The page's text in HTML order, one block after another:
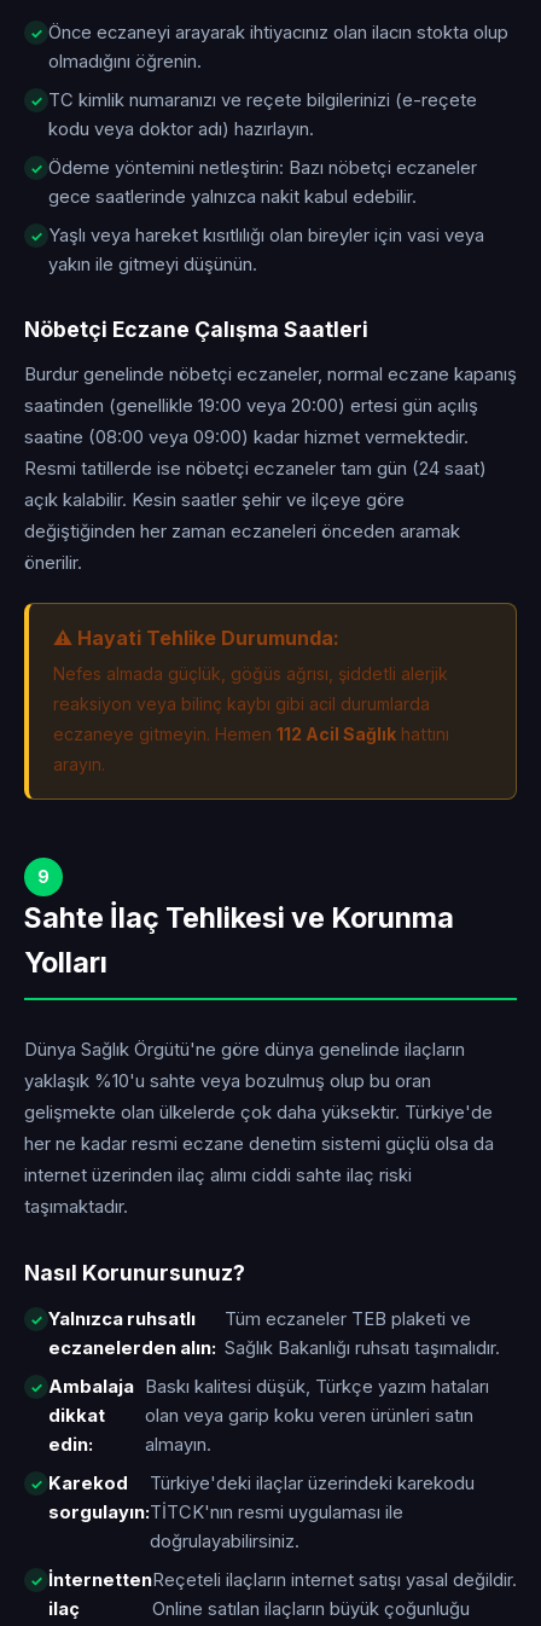
Önce eczaneyi arayarak ihtiyacınız olan ilacın stokta olup
olmadığını öğrenin.
TC kimlik numaranızı ve reçete bilgilerinizi (e-reçete
kodu veya doktor adı) hazırlayın.
Ödeme yöntemini netleştirin: Bazı nöbetçi eczaneler
gece saatlerinde yalnızca nakit kabul edebilir.
Yaşlı veya hareket kısıtlılığı olan bireyler için vasi veya
yakın ile gitmeyi düşünün.
Nöbetçi Eczane Çalışma Saatleri
Burdur genelinde nöbetçi eczaneler, normal eczane kapanış
saatinden (genellikle 19:00 veya 20:00) ertesi gün açılış
saatine (08:00 veya 09:00) kadar hizmet vermektedir.
Resmi tatillerde ise nöbetçi eczaneler tam gün (24 saat)
açık kalabilir. Kesin saatler şehir ve ilçeye göre
değiştiğinden her zaman eczaneleri önceden aramak
önerilir.
⚠️ Hayati Tehlike Durumunda:
Nefes almada güçlük, göğüs ağrısı, şiddetli alerjik
reaksiyon veya bilinç kaybı gibi acil durumlarda
eczaneye gitmeyin. Hemen 112 Acil Sağlık hattını
arayın.
9
Sahte İlaç Tehlikesi ve Korunma
Yolları
Dünya Sağlık Örgütü'ne göre dünya genelinde ilaçların
yaklaşık %10'u sahte veya bozulmuş olup bu oran
gelişmekte olan ülkelerde çok daha yüksektir. Türkiye'de
her ne kadar resmi eczane denetim sistemi güçlü olsa da
internet üzerinden ilaç alımı ciddi sahte ilaç riski
taşımaktadır.
Nasıl Korunursunuz?
Yalnızca ruhsatlı
eczanelerden alın:
Tüm eczaneler TEB plaketi ve
Sağlık Bakanlığı ruhsatı taşımalıdır.
Ambalaja
dikkat
edin:
Baskı kalitesi düşük, Türkçe yazım hataları
olan veya garip koku veren ürünleri satın
almayın.
Karekod
sorgulayın:
Türkiye'deki ilaçlar üzerindeki karekodu
TİTCK'nın resmi uygulaması ile
doğrulayabilirsiniz.
İnternetten
ilaç
Reçeteli ilaçların internet satışı yasal değildir.
Online satılan ilaçların büyük çoğunluğu